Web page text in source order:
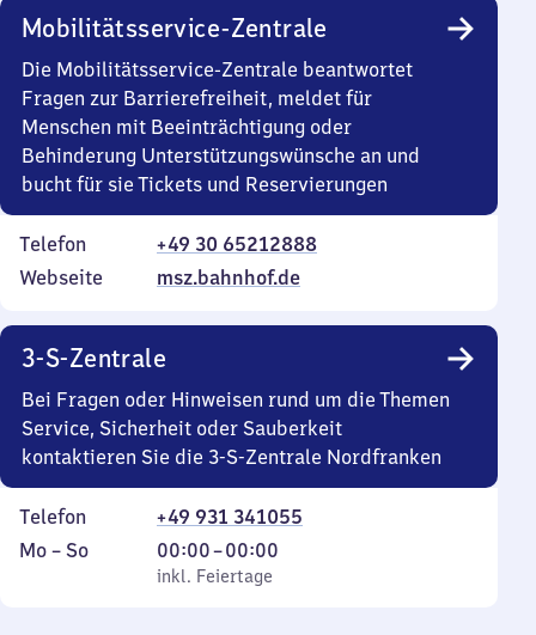
Mobilitätsservice-Zentrale
Die Mobilitätsservice-Zentrale beantwortet
Fragen zur Barrierefreiheit, meldet für
Menschen mit Beeinträchtigung oder
Behinderung Unterstützungswünsche an und
bucht für sie Tickets und Reservierungen
Telefon
+49 30 65212888
Webseite
msz.bahnhof.de
3-S-Zentrale
Bei Fragen oder Hinweisen rund um die Themen
Service, Sicherheit oder Sauberkeit
kontaktieren Sie die 3-S-Zentrale Nordfranken
Telefon
+49 931 341055
Montag
Mo – So,
inkl. Feiertage
00:00–00:00
Von
0
inkl. Feiertage